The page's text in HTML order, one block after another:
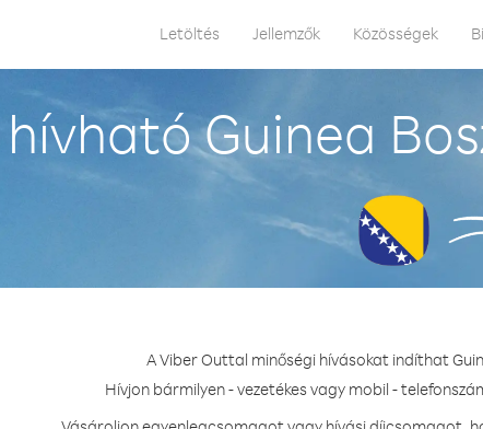
Letöltés Jellemzők Közösségek
Guinea
A Viber Outtal minőségi hívásokat indíthat
Hívjon bármilyen - vezetékes vagy mobil -